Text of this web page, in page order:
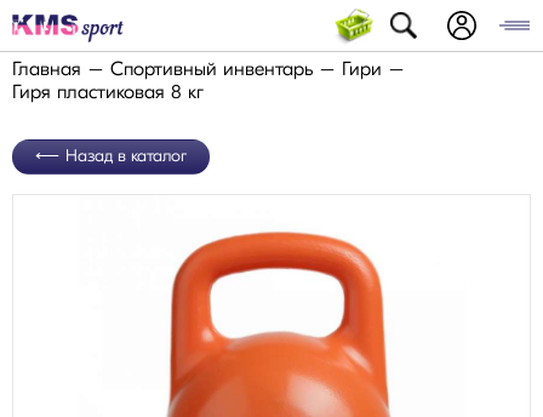
Главная Спортивный инвентарь
Гири
Гиря пластиковая 8 кг
Назад в каталог